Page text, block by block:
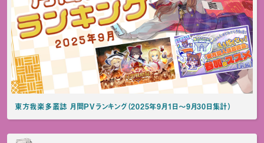
東方我楽多叢誌 月間PVランキング（2025年9月1日～9月30日集計）